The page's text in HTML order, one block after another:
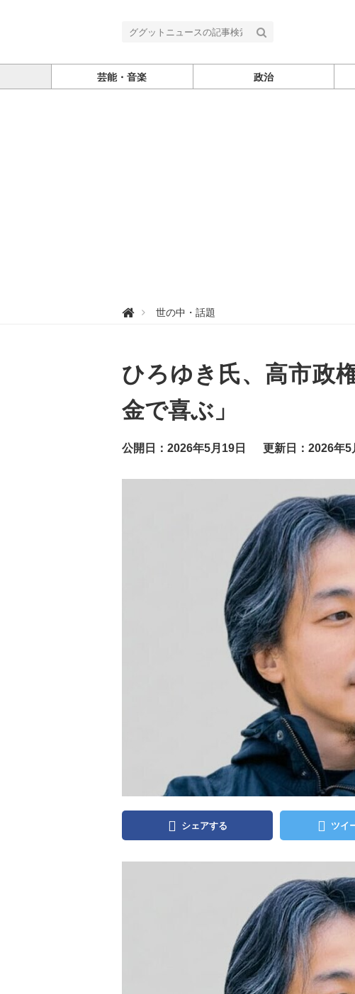
芸能・音楽 政治
グ
ー
ス
世の中・話題
ひろゆき氏、高市政
金で喜ぶ」
公開日：2026年5月19日 更新日：2026年5
シェアする ツイ